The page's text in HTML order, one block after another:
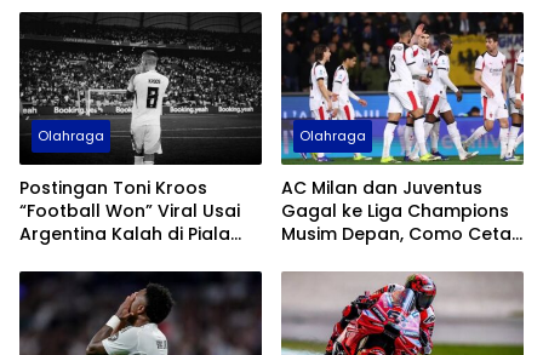
Olahraga
Postingan Toni Kroos
“Football Won” Viral Usai
Argentina Kalah di Piala
Olahraga
AC Milan dan Juventus
Gagal ke Liga Champions
Musim Depan, Como Cetak